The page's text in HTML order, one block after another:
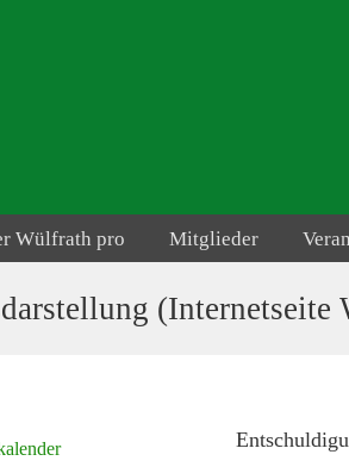
Wülfrath pro Mitglieder
(Internetseite